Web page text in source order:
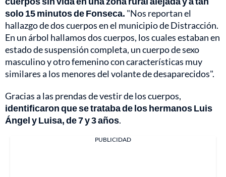
solo 15 minutos de Fonseca. "Nos reportan el
hallazgo de dos cuerpos en el municipio de Distracción.
En un árbol hallamos dos cuerpos, los cuales estaban en
estado de suspensión completa, un cuerpo de sexo
masculino y otro femenino con características muy
similares a los menores del volante de desaparecidos".
Gracias a las prendas de vestir de los cuerpos,
identificaron que se trataba de los hermanos Luis
Ángel y Luisa, de 7 y 3 años.
PUBLICIDAD